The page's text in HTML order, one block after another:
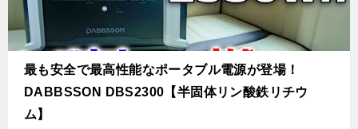
最も安全で最高性能なポータブル電源が登場！
DABBSSON DBS2300【半固体リン酸鉄リチウ
ム】